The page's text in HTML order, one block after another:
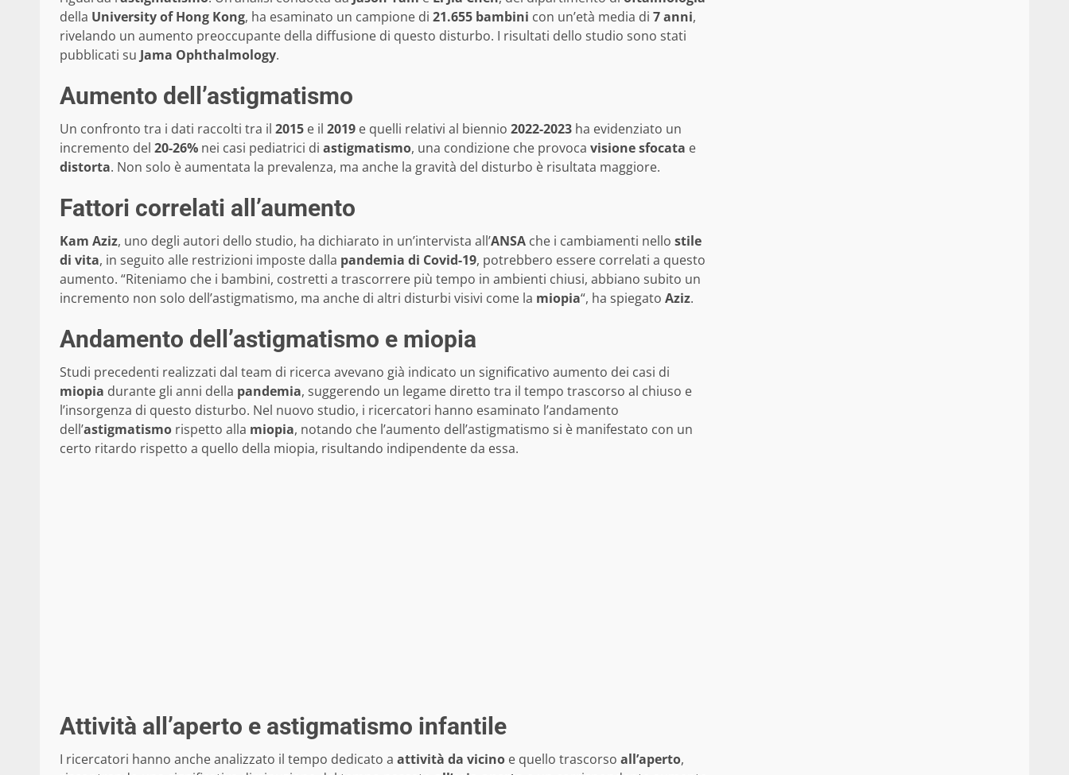
della University of Hong Kong, ha esaminato un campione di 21.655 bambini con un’età media di 7 anni,
rivelando un aumento preoccupante della diffusione di questo disturbo. I risultati dello studio sono stati
pubblicati su Jama Ophthalmology.
Aumento dell’astigmatismo
Un confronto tra i dati raccolti tra il 2015 e il 2019 e quelli relativi al biennio 2022-2023 ha evidenziato un
incremento del 20-26% nei casi pediatrici di astigmatismo, una condizione che provoca visione sfocata e
distorta. Non solo è aumentata la prevalenza, ma anche la gravità del disturbo è risultata maggiore.
Fattori correlati all’aumento
Kam Aziz, uno degli autori dello studio, ha dichiarato in un’intervista all’ANSA che i cambiamenti nello stile
di vita, in seguito alle restrizioni imposte dalla pandemia di Covid-19, potrebbero essere correlati a questo
aumento. “Riteniamo che i bambini, costretti a trascorrere più tempo in ambienti chiusi, abbiano subito un
incremento non solo dell’astigmatismo, ma anche di altri disturbi visivi come la miopia“, ha spiegato Aziz.
Andamento dell’astigmatismo e miopia
Studi precedenti realizzati dal team di ricerca avevano già indicato un significativo aumento dei casi di
miopia durante gli anni della pandemia, suggerendo un legame diretto tra il tempo trascorso al chiuso e
l’insorgenza di questo disturbo. Nel nuovo studio, i ricercatori hanno esaminato l’andamento
dell’astigmatismo rispetto alla miopia, notando che l’aumento dell’astigmatismo si è manifestato con un
certo ritardo rispetto a quello della miopia, risultando indipendente da essa.
Attività all’aperto e astigmatismo infantile
I ricercatori hanno anche analizzato il tempo dedicato a attività da vicino e quello trascorso all’aperto,